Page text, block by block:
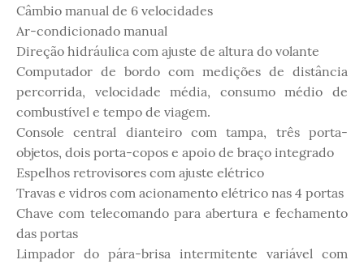
Câmbio manual de 6 velocidades
Ar-condicionado manual
Direção hidráulica com ajuste de altura do volante
Computador de bordo com medições de distância
percorrida, velocidade média, consumo médio de
combustível e tempo de viagem.
Console central dianteiro com tampa, três porta-
objetos, dois porta-copos e apoio de braço integrado
Espelhos retrovisores com ajuste elétrico
Travas e vidros com acionamento elétrico nas 4 portas
Chave com telecomando para abertura e fechamento
das portas
Limpador do pára-brisa intermitente variável com